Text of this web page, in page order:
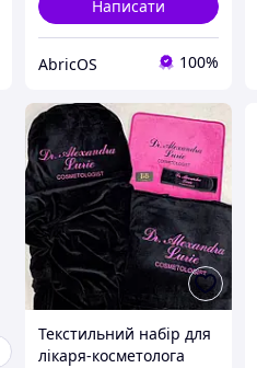
Написати
AbricOS 100%
Текстильний набір для
лікаря-косметолога